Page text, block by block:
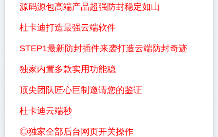
源码源包高端产品超强防封稳定如山
杜卡迪打造最强云端软件
STEP1最新防封插件来袭打造云端防封奇迹
独家内置多款实用功能稳
顶尖团队匠心巨制邀请您的鉴证
杜卡迪云端秒
◎独家全部后台网页开关操作